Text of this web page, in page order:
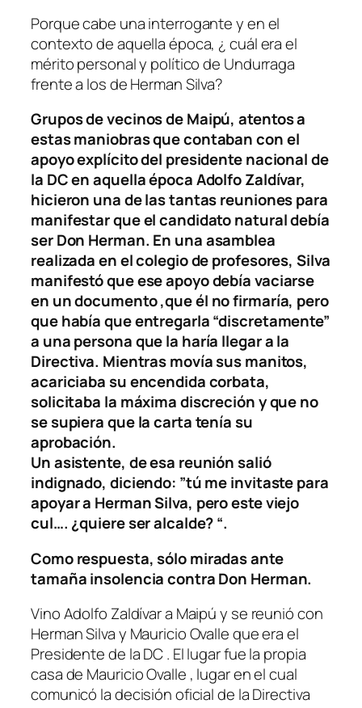
Porque cabe una interrogante y en el
contexto de aquella época, ¿ cuál era el
mérito personal y político de Undurraga
frente a los de Herman Silva?
Grupos de vecinos de Maipú, atentos a
estas maniobras que contaban con el
apoyo explícito del presidente nacional de
la DC en aquella época Adolfo Zaldívar,
hicieron una de las tantas reuniones para
manifestar que el candidato natural debía
ser Don Herman. En una asamblea
realizada en el colegio de profesores, Silva
manifestó que ese apoyo debía vaciarse
en un documento ,que él no firmaría, pero
que había que entregarla “discretamente”
a una persona que la haría llegar a la
Directiva. Mientras movía sus manitos,
acariciaba su encendida corbata,
solicitaba la máxima discreción y que no
se supiera que la carta tenía su
aprobación.
Un asistente, de esa reunión salió
indignado, diciendo: ”tú me invitaste para
apoyar a Herman Silva, pero este viejo
cul…. ¿quiere ser alcalde? “.
Como respuesta, sólo miradas ante
tamaña insolencia contra Don Herman.
Vino Adolfo Zaldívar a Maipú y se reunió con
Herman Silva y Mauricio Ovalle que era el
Presidente de la DC . El lugar fue la propia
casa de Mauricio Ovalle , lugar en el cual
comunicó la decisión oficial de la Directiva